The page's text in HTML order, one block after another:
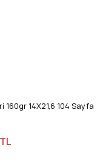
14X21,6 104 Sayfa